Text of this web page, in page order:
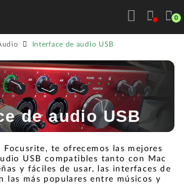
0
Interface de audio USB
de audio USB
Focusrite, te ofrecemos las mejores
USB compatibles tanto con Mac
y fáciles de usar, las interfaces de
las más populares entre músicos y